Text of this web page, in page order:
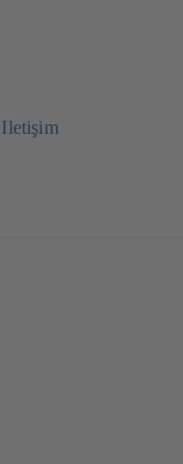
Iletişim